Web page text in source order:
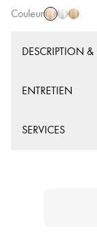
Couleur
DESCRIPTION &
ENTRETIEN
SERVICES